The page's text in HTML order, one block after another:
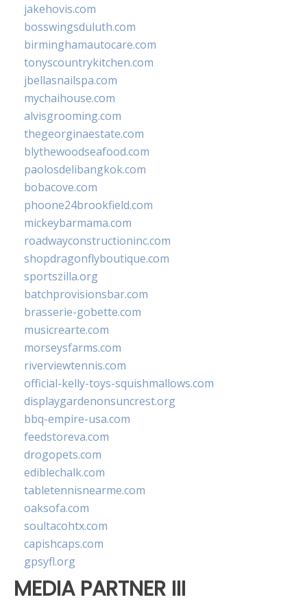
jakehovis.com
bosswingsduluth.com
birminghamautocare.com
tonyscountrykitchen.com
jbellasnailspa.com
mychaihouse.com
alvisgrooming.com
thegeorginaestate.com
blythewoodseafood.com
paolosdelibangkok.com
bobacove.com
phoone24brookfield.com
mickeybarmama.com
roadwayconstructioninc.com
shopdragonflyboutique.com
sportszilla.org
batchprovisionsbar.com
brasserie-gobette.com
musicrearte.com
morseysfarms.com
riverviewtennis.com
official-kelly-toys-squishmallows.com
displaygardenonsuncrest.org
bbq-empire-usa.com
feedstoreva.com
drogopets.com
ediblechalk.com
tabletennisnearme.com
oaksofa.com
soultacohtx.com
capishcaps.com
gpsyfl.org
MEDIA PARTNER III